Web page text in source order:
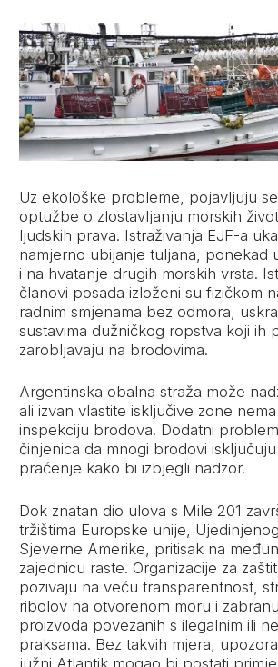
Uz ekološke probleme, pojavljuju
optužbe o zlostavljanju morskih
ljudskih prava. Istraživanja EJF-a
namjerno ubijanje tuljana, ponekad
i na hvatanje drugih morskih vrsta.
članovi posada izloženi su fizičkom
radnim smjenama bez odmora,
sustavima dužničkog ropstva koji ih
zarobljavaju na brodovima.
Argentinska obalna straža može
ali izvan vlastite isključive zone
inspekciju brodova. Dodatni
činjenica da mnogi brodovi
praćenje kako bi izbjegli nadzor.
Dok znatan dio ulova s Mile 201
tržištima Europske unije,
Sjeverne Amerike, pritisak na
zajednicu raste. Organizacije za
pozivaju na veću transparentnost,
ribolov na otvorenom moru i
proizvoda povezanih s ilegalnim ili
praksama. Bez takvih mjera,
južni Atlantik mogao bi postati